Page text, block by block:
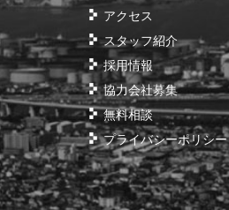
アクセス
スタッフ紹介
採用情報
協力会社募集
無料相談
プライバシーポリシー